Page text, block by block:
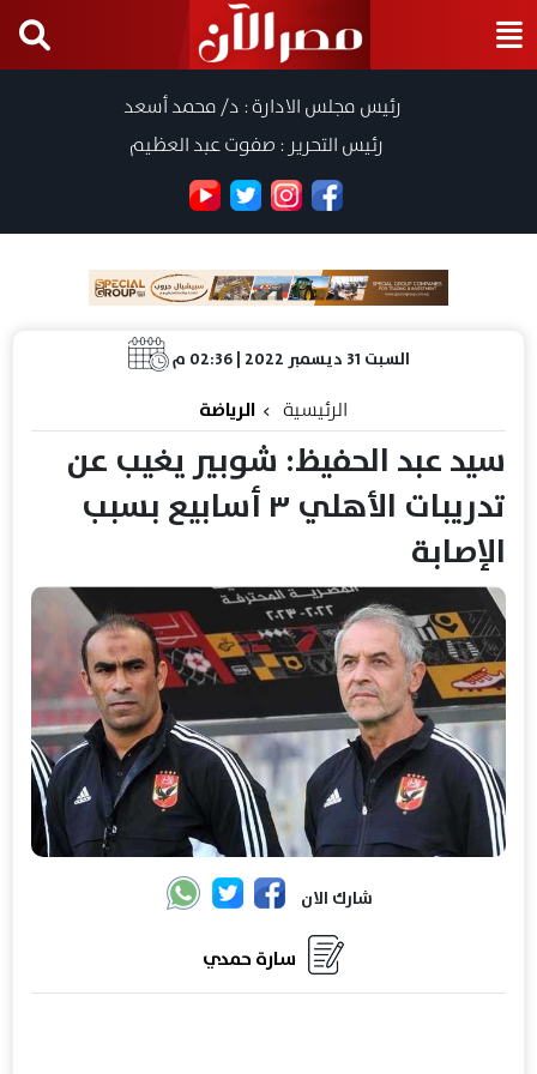
رئيس مجلس الادارة : د/ محمد أسعد
رئيس التحرير : صفوت عبد العظيم
السبت 31 ديسمبر 2022 | 02:36 م
الرئيسية الرياضة
سيد عبد الحفيظ: شوبير يغيب عن
تدريبات الأهلي ٣ أسابيع بسبب
الإصابة
شارك الان
سارة حمدي